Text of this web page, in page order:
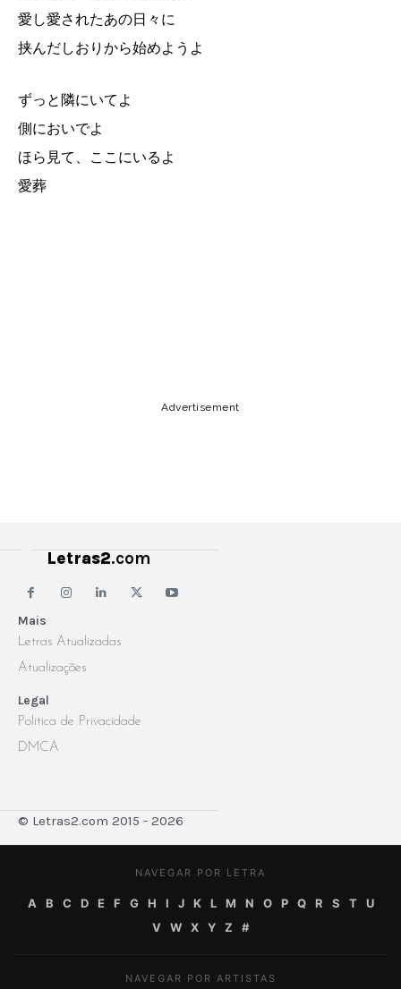
愛し愛されたあの日々に
挟んだしおりから始めようよ
ずっと隣にいてよ
側においでよ
ほら見て、ここにいるよ
愛葬
Advertisement
Mais
Letras Atualizadas
Atualizações
Legal
Politica de Privacidade
DMCA
Letras2.com
© Letras2.com 2015 - 2026
NAVEGAR POR LETRA
A B C D E F G H I J K L M N O P Q R S T
U
V
W X Y Z #
NAVEGAR POR ARTISTAS